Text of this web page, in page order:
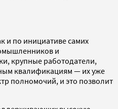
и по инициативе самих
и
крупные работодатели,
квалификациям — их уже
полномочий, и это позволит